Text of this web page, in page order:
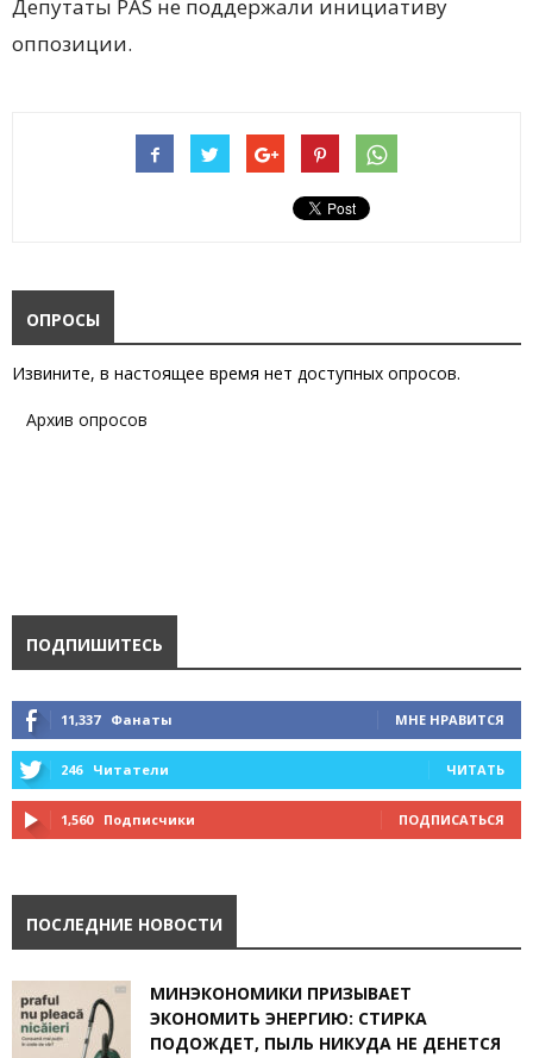
Депутаты PAS не поддержали инициативу
оппозиции.
ОПРОСЫ
Извините, в настоящее время нет доступных опросов.
Архив опросов
ПОДПИШИТЕСЬ
11,337 Фанаты МНЕ НРАВИТСЯ
246 Читатели ЧИТАТЬ
1,560 Подписчики ПОДПИСАТЬСЯ
ПОСЛЕДНИЕ НОВОСТИ
МИНЭКОНОМИКИ ПРИЗЫВАЕТ
ЭКОНОМИТЬ ЭНЕРГИЮ: СТИРКА
ПОДОЖДЕТ, ПЫЛЬ НИКУДА НЕ ДЕНЕТСЯ